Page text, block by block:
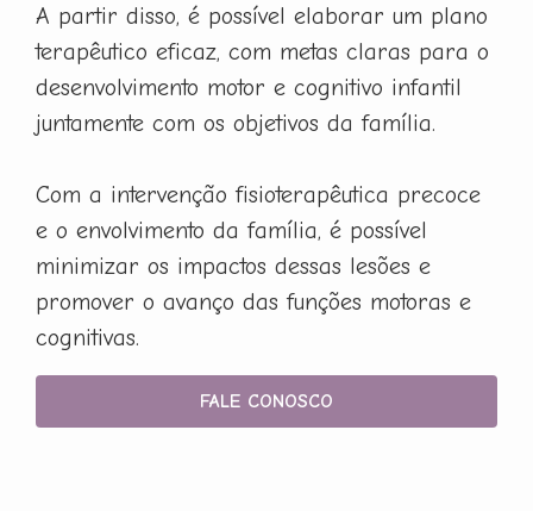
A partir disso, é possível elaborar um plano
terapêutico eficaz, com metas claras para o
desenvolvimento motor e cognitivo infantil
juntamente com os objetivos da família.
Com a intervenção fisioterapêutica precoce
e o envolvimento da família, é possível
minimizar os impactos dessas lesões e
promover o avanço das funções motoras e
cognitivas.
FALE CONOSCO